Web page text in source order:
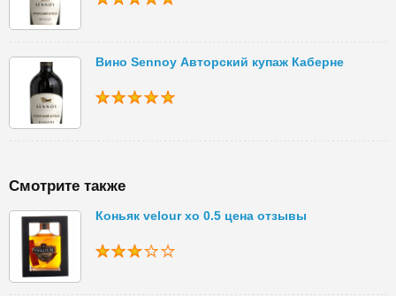
Вино Sennoy Авторский купаж Каберне
Смотрите также
Коньяк velour xo 0.5 цена отзывы